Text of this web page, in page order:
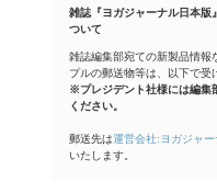
雑誌『ヨガジャーナル日本版
ついて
雑誌編集部宛ての新製品情報
プルの郵送物等は、以下で受
※プレジデント社様には編集
ください。
郵送先は運営会社:ヨガジャ
いたします。